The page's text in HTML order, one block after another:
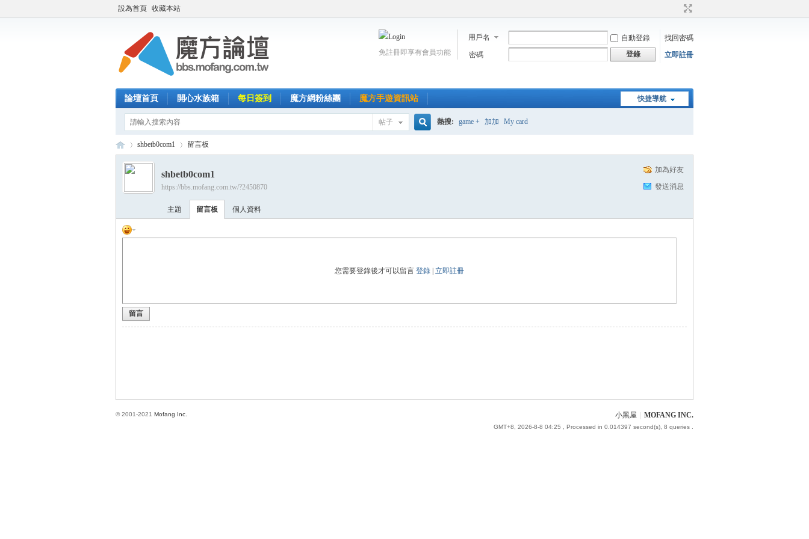
設為首頁 收藏本站
用戶名 自動登錄
找回密碼
密碼
登錄 立即註冊
免註冊即享有會員功能
快捷導航
論壇首頁 開心水族箱 每日簽到 魔方網粉絲團 魔方手遊資訊站
帖子 熱搜: game + 加加 My card
›
shbetb0com1 留言板
加為好友
發送消息
shbetb0com1
https://bbs.mofang.com.tw/?2450870
主題 留言板 個人資料
您需要登錄後才可以留言登錄 |立即註冊
留言
小黑屋 MOFANG INC.
GMT+8, 2026-8-8 04:25 , Processed in 0.014397 second(s), 8 queries .
© 2001-2021 Mofang Inc.